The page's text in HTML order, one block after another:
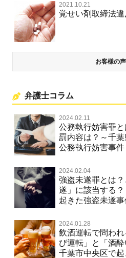
2021.10.21
覚せい剤取締法
お客様の
弁護士コラム
2024.02.11
公務執行妨害罪
罰内容は？～千
公務執行妨害事件
2024.02.04
強盗未遂罪とは
遂」に該当する
起きた強盗未遂事
2024.01.28
飲酒運転で問わ
び運転」と「酒
千葉市中央区で